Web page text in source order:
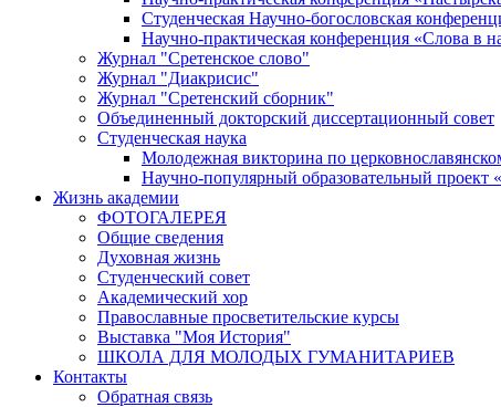
Студенческая Научно-богословская
Научно-практическая конференция «Cлова в
Журнал "Сретенское слово"
Журнал "Диакрисис"
Журнал "Сретенский сборник"
Объединенный докторский диссертационный совет
Студенческая наука
Молодежная викторина по
Научно-популярный образовательный проект
Жизнь академии
ФОТОГАЛЕРЕЯ
Общие сведения
Духовная жизнь
Студенческий совет
Академический хор
Православные просветительские курсы
Выставка "Моя История"
ШКОЛА ДЛЯ МОЛОДЫХ ГУМАНИТАРИЕВ
Контакты
Обратная связь